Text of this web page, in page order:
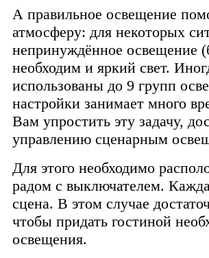
А правильное освещение
атмосферу: для некоторых
непринуждённое освещение
необходим и яркий свет.
использованы до 9 групп
настройки занимает много
Вам упростить эту задачу,
управлению сценарным
Для этого необходимо
радом с выключателем.
сцена. В этом случае
чтобы придать гостиной
освещения.